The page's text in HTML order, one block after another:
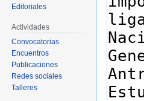
Editoriales
Actividades
Convocatorias
Encuentros
Publicaciones
Redes sociales
Talleres